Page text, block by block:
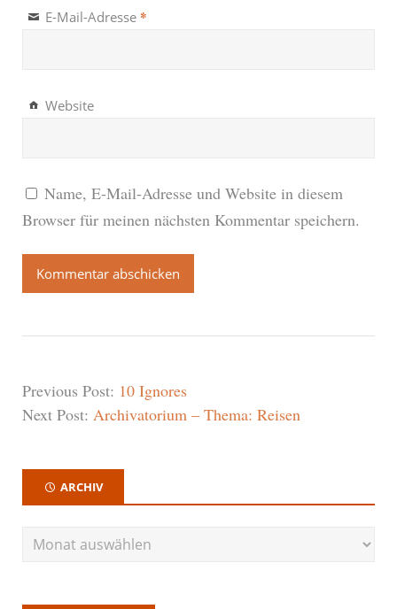
E-Mail-Adresse *
Website
Name, E-Mail-Adresse und Website in diesem
Browser für meinen nächsten Kommentar speichern.
Previous Post: 10 Ignores
Next Post: Archivatorium – Thema: Reisen
ARCHIV